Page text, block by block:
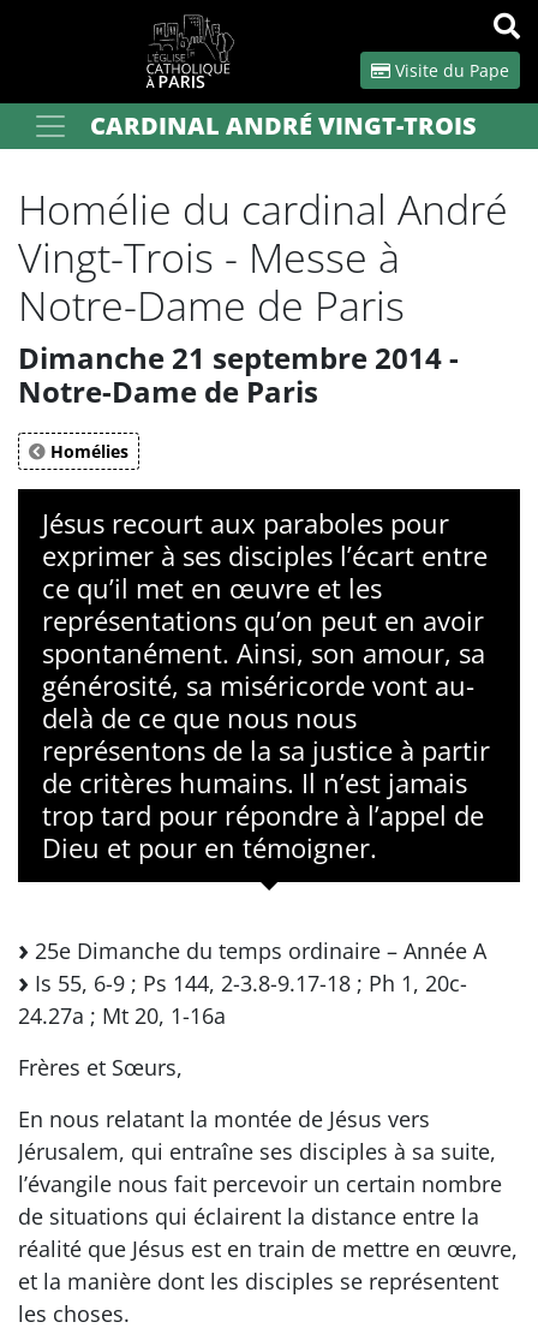
Visite du Pape
Votre recherche OK
CARDINAL ANDRÉ VINGT-TROIS
Homélie du cardinal André
Vingt-Trois - Messe à
Notre-Dame de Paris
Dimanche 21 septembre 2014 -
Notre-Dame de Paris
Homélies
Jésus recourt aux paraboles pour
exprimer à ses disciples l’écart entre
ce qu’il met en œuvre et les
représentations qu’on peut en avoir
spontanément. Ainsi, son amour, sa
générosité, sa miséricorde vont au-
delà de ce que nous nous
représentons de la sa justice à partir
de critères humains. Il n’est jamais
trop tard pour répondre à l’appel de
Dieu et pour en témoigner.
25e Dimanche du temps ordinaire – Année A
Is 55, 6-9 ; Ps 144, 2-3.8-9.17-18 ; Ph 1, 20c-
24.27a ; Mt 20, 1-16a
Frères et Sœurs,
En nous relatant la montée de Jésus vers
Jérusalem, qui entraîne ses disciples à sa suite,
l’évangile nous fait percevoir un certain nombre
de situations qui éclairent la distance entre la
réalité que Jésus est en train de mettre en œuvre,
et la manière dont les disciples se représentent
les choses.
Panneau de gestion des cookies